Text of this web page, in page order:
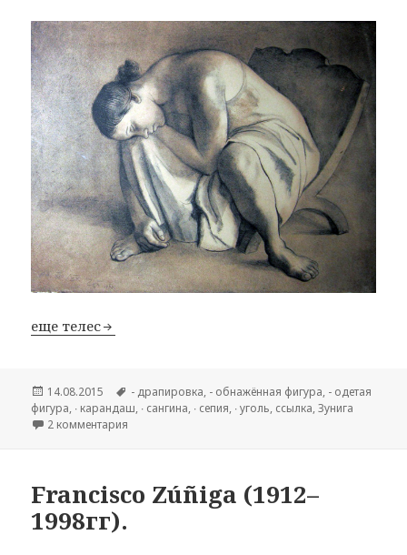
еще телес
Опубликовано
14.08.2015 Метки
- драпировка, - обнажённая фигура, - одетая
фигура, ∙ карандаш, ∙ сангина, ∙ сепия, ∙ уголь, cсылка,Зунига
2 комментария
Francisco Zúñiga (1912–
1998гг).